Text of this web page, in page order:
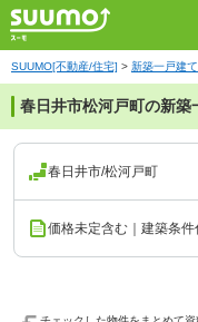
SUUMO[不動産/住宅] > 新築一戸建て
春日井市松河戸町の新築
春日井市/松河戸町
価格未定含む｜建築条件